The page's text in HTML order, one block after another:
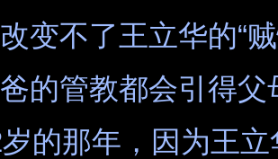
变不了王立华的“
的管教都会引得父
的那年，因为王